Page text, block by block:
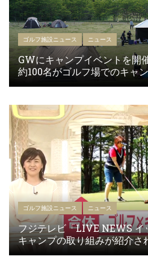
ゴルフ施設ニュース ニュース
GWにキャンプイベントを開
約100名がゴルフ場でのキャ
ゴルフ施設ニュース ニュース
フジテレビ「LIVE NEWS イ
キャンプの取り組みが紹介さ